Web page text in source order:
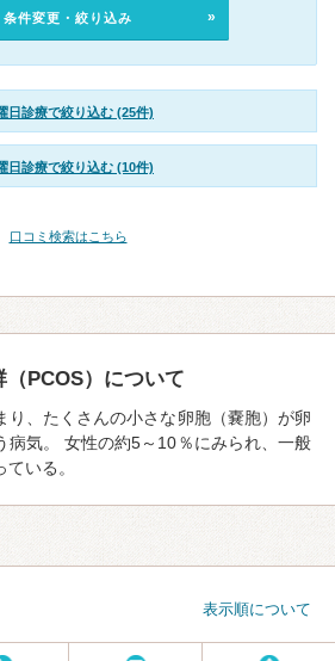
条件変更・絞り込み
日診療で絞り込む (25件)
日診療で絞り込む (10件)
口コミ検索はこちら
PCOS）について
り、たくさんの⼩さな卵胞（嚢胞）が卵
病気。 女性の約5～10％にみられ、一般
いる。
表示順について